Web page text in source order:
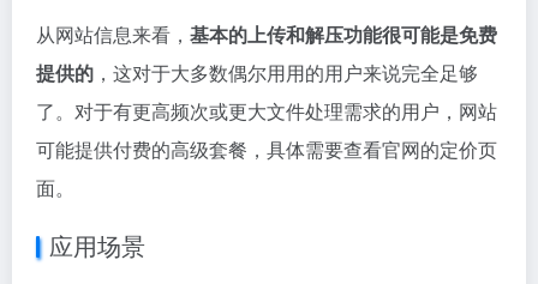
从网站信息来看， 基本的上传和解压功能很可能是免费
提供的 ，这对于大多数偶尔用用的用户来说完全足够
了。对于有更高频次或更大文件处理需求的用户，网站
可能提供付费的高级套餐，具体需要查看官网的定价页
面。
应用场景